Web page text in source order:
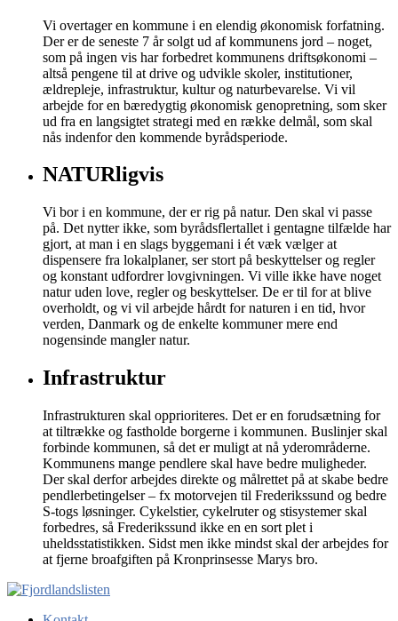
Vi overtager en kommune i en elendig økonomisk forfatning.
Der er de seneste 7 år solgt ud af kommunens jord – noget,
som på ingen vis har forbedret kommunens driftsøkonomi –
altså pengene til at drive og udvikle skoler, institutioner,
ældrepleje, infrastruktur, kultur og naturbevarelse. Vi vil
arbejde for en bæredygtig økonomisk genopretning, som sker
ud fra en langsigtet strategi med en række delmål, som skal
nås indenfor den kommende byrådsperiode.
NATURligvis
Vi bor i en kommune, der er rig på natur. Den skal vi passe
på. Det nytter ikke, som byrådsflertallet i gentagne tilfælde har
gjort, at man i en slags byggemani i ét væk vælger at
dispensere fra lokalplaner, ser stort på beskyttelser og regler
og konstant udfordrer lovgivningen. Vi ville ikke have noget
natur uden love, regler og beskyttelser. De er til for at blive
overholdt, og vi vil arbejde hårdt for naturen i en tid, hvor
verden, Danmark og de enkelte kommuner mere end
nogensinde mangler natur.
Infrastruktur
Infrastrukturen skal opprioriteres. Det er en forudsætning for
at tiltrække og fastholde borgerne i kommunen. Buslinjer skal
forbinde kommunen, så det er muligt at nå yderområderne.
Kommunens mange pendlere skal have bedre muligheder.
Der skal derfor arbejdes direkte og målrettet på at skabe bedre
pendlerbetingelser – fx motorvejen til Frederikssund og bedre
S-togs løsninger. Cykelstier, cykelruter og stisystemer skal
forbedres, så Frederikssund ikke en en sort plet i
uheldsstatistikken. Sidst men ikke mindst skal der arbejdes for
at fjerne broafgiften på Kronprinsesse Marys bro.